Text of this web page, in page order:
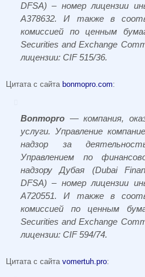
DFSA) – номер лицензии
A378632. И также в
комиссией по ценным
Securities and Exchange
лицензии: CIF 515/36.
Цитата с сайта bonmopro.com:
Bonmopro — компания,
услуги. Управление
надзор за
Управлением по
надзору Дубая (Dubai
DFSA) – номер лицензии
A720551. И также в
комиссией по ценным
Securities and Exchange
лицензии: CIF 594/74.
Цитата с сайта vomertuh.pro: